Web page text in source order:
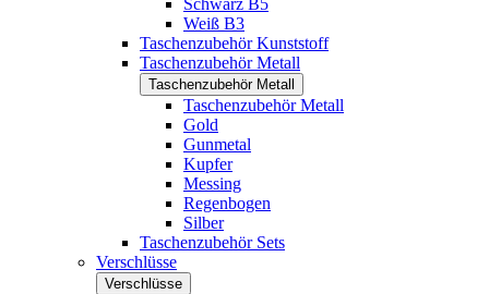
Schwarz B5
Weiß B3
Taschenzubehör Kunststoff
Taschenzubehör Metall
Taschenzubehör Metall
Taschenzubehör Metall
Gold
Gunmetal
Kupfer
Messing
Regenbogen
Silber
Taschenzubehör Sets
Verschlüsse
Verschlüsse